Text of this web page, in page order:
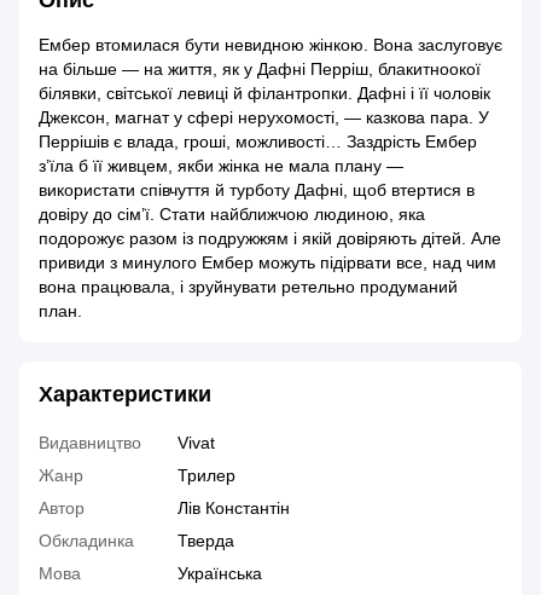
Ембер втомилася бути невидною жінкою. Вона заслуговує
на більше — на життя, як у Дафні Перріш, блакитноокої
білявки, світської левиці й філантропки. Дафні і її чоловік
Джексон, магнат у сфері нерухомості, — казкова пара. У
Перрішів є влада, гроші, можливості… Заздрість Ембер
з’їла б її живцем, якби жінка не мала плану —
використати співчуття й турботу Дафні, щоб втертися в
довіру до сім’ї. Стати найближчою людиною, яка
подорожує разом із подружжям і якій довіряють дітей. Але
привиди з минулого Ембер можуть підірвати все, над чим
вона працювала, і зруйнувати ретельно продуманий
план.
Характеристики
Видавництво
Vivat
Жанр
Трилер
Автор
Лів Константін
Обкладинка
Тверда
Мова
Українська